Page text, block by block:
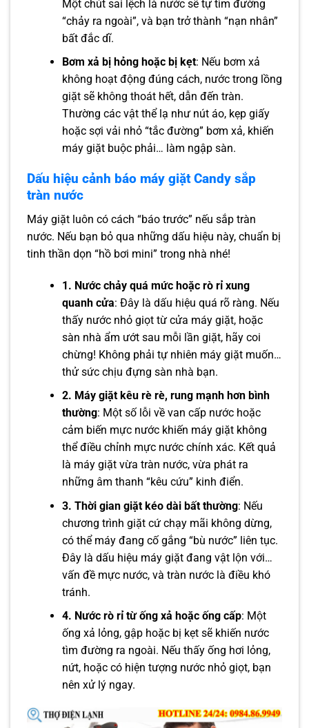
Một chút sai lệch là nước sẽ tự tìm đường
“chảy ra ngoài”, và bạn trở thành “nạn nhân”
bất đắc dĩ.
Bơm xả bị hỏng hoặc bị kẹt: Nếu bơm xả
không hoạt động đúng cách, nước trong lồng
giặt sẽ không thoát hết, dẫn đến tràn.
Thường các vật thể lạ như nút áo, kẹp giấy
hoặc sợi vải nhỏ “tắc đường” bơm xả, khiến
máy giặt buộc phải… làm ngập sàn.
Dấu hiệu cảnh báo máy giặt Candy sắp
tràn nước
Máy giặt luôn có cách “báo trước” nếu sắp tràn
nước. Nếu bạn bỏ qua những dấu hiệu này, chuẩn bị
tinh thần dọn “hồ bơi mini” trong nhà nhé!
1. Nước chảy quá mức hoặc rò rỉ xung
quanh cửa: Đây là dấu hiệu quá rõ ràng. Nếu
thấy nước nhỏ giọt từ cửa máy giặt, hoặc
sàn nhà ẩm ướt sau mỗi lần giặt, hãy coi
chừng! Không phải tự nhiên máy giặt muốn…
thử sức chịu đựng sàn nhà bạn.
2. Máy giặt kêu rè rè, rung mạnh hơn bình
thường: Một số lỗi về van cấp nước hoặc
cảm biến mực nước khiến máy giặt không
thể điều chỉnh mực nước chính xác. Kết quả
là máy giặt vừa tràn nước, vừa phát ra
những âm thanh “kêu cứu” kinh điển.
3. Thời gian giặt kéo dài bất thường: Nếu
chương trình giặt cứ chạy mãi không dừng,
có thể máy đang cố gắng “bù nước” liên tục.
Đây là dấu hiệu máy giặt đang vật lộn với…
vấn đề mực nước, và tràn nước là điều khó
tránh.
4. Nước rò rỉ từ ống xả hoặc ống cấp: Một
ống xả lỏng, gập hoặc bị kẹt sẽ khiến nước
tìm đường ra ngoài. Nếu thấy ống hơi lỏng,
nứt, hoặc có hiện tượng nước nhỏ giọt, bạn
nên xử lý ngay.